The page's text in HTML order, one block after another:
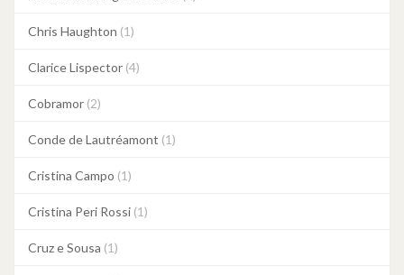
Chris Haughton (1)
Clarice Lispector (4)
Cobramor (2)
Conde de Lautréamont (1)
Cristina Campo (1)
Cristina Peri Rossi (1)
Cruz e Sousa (1)